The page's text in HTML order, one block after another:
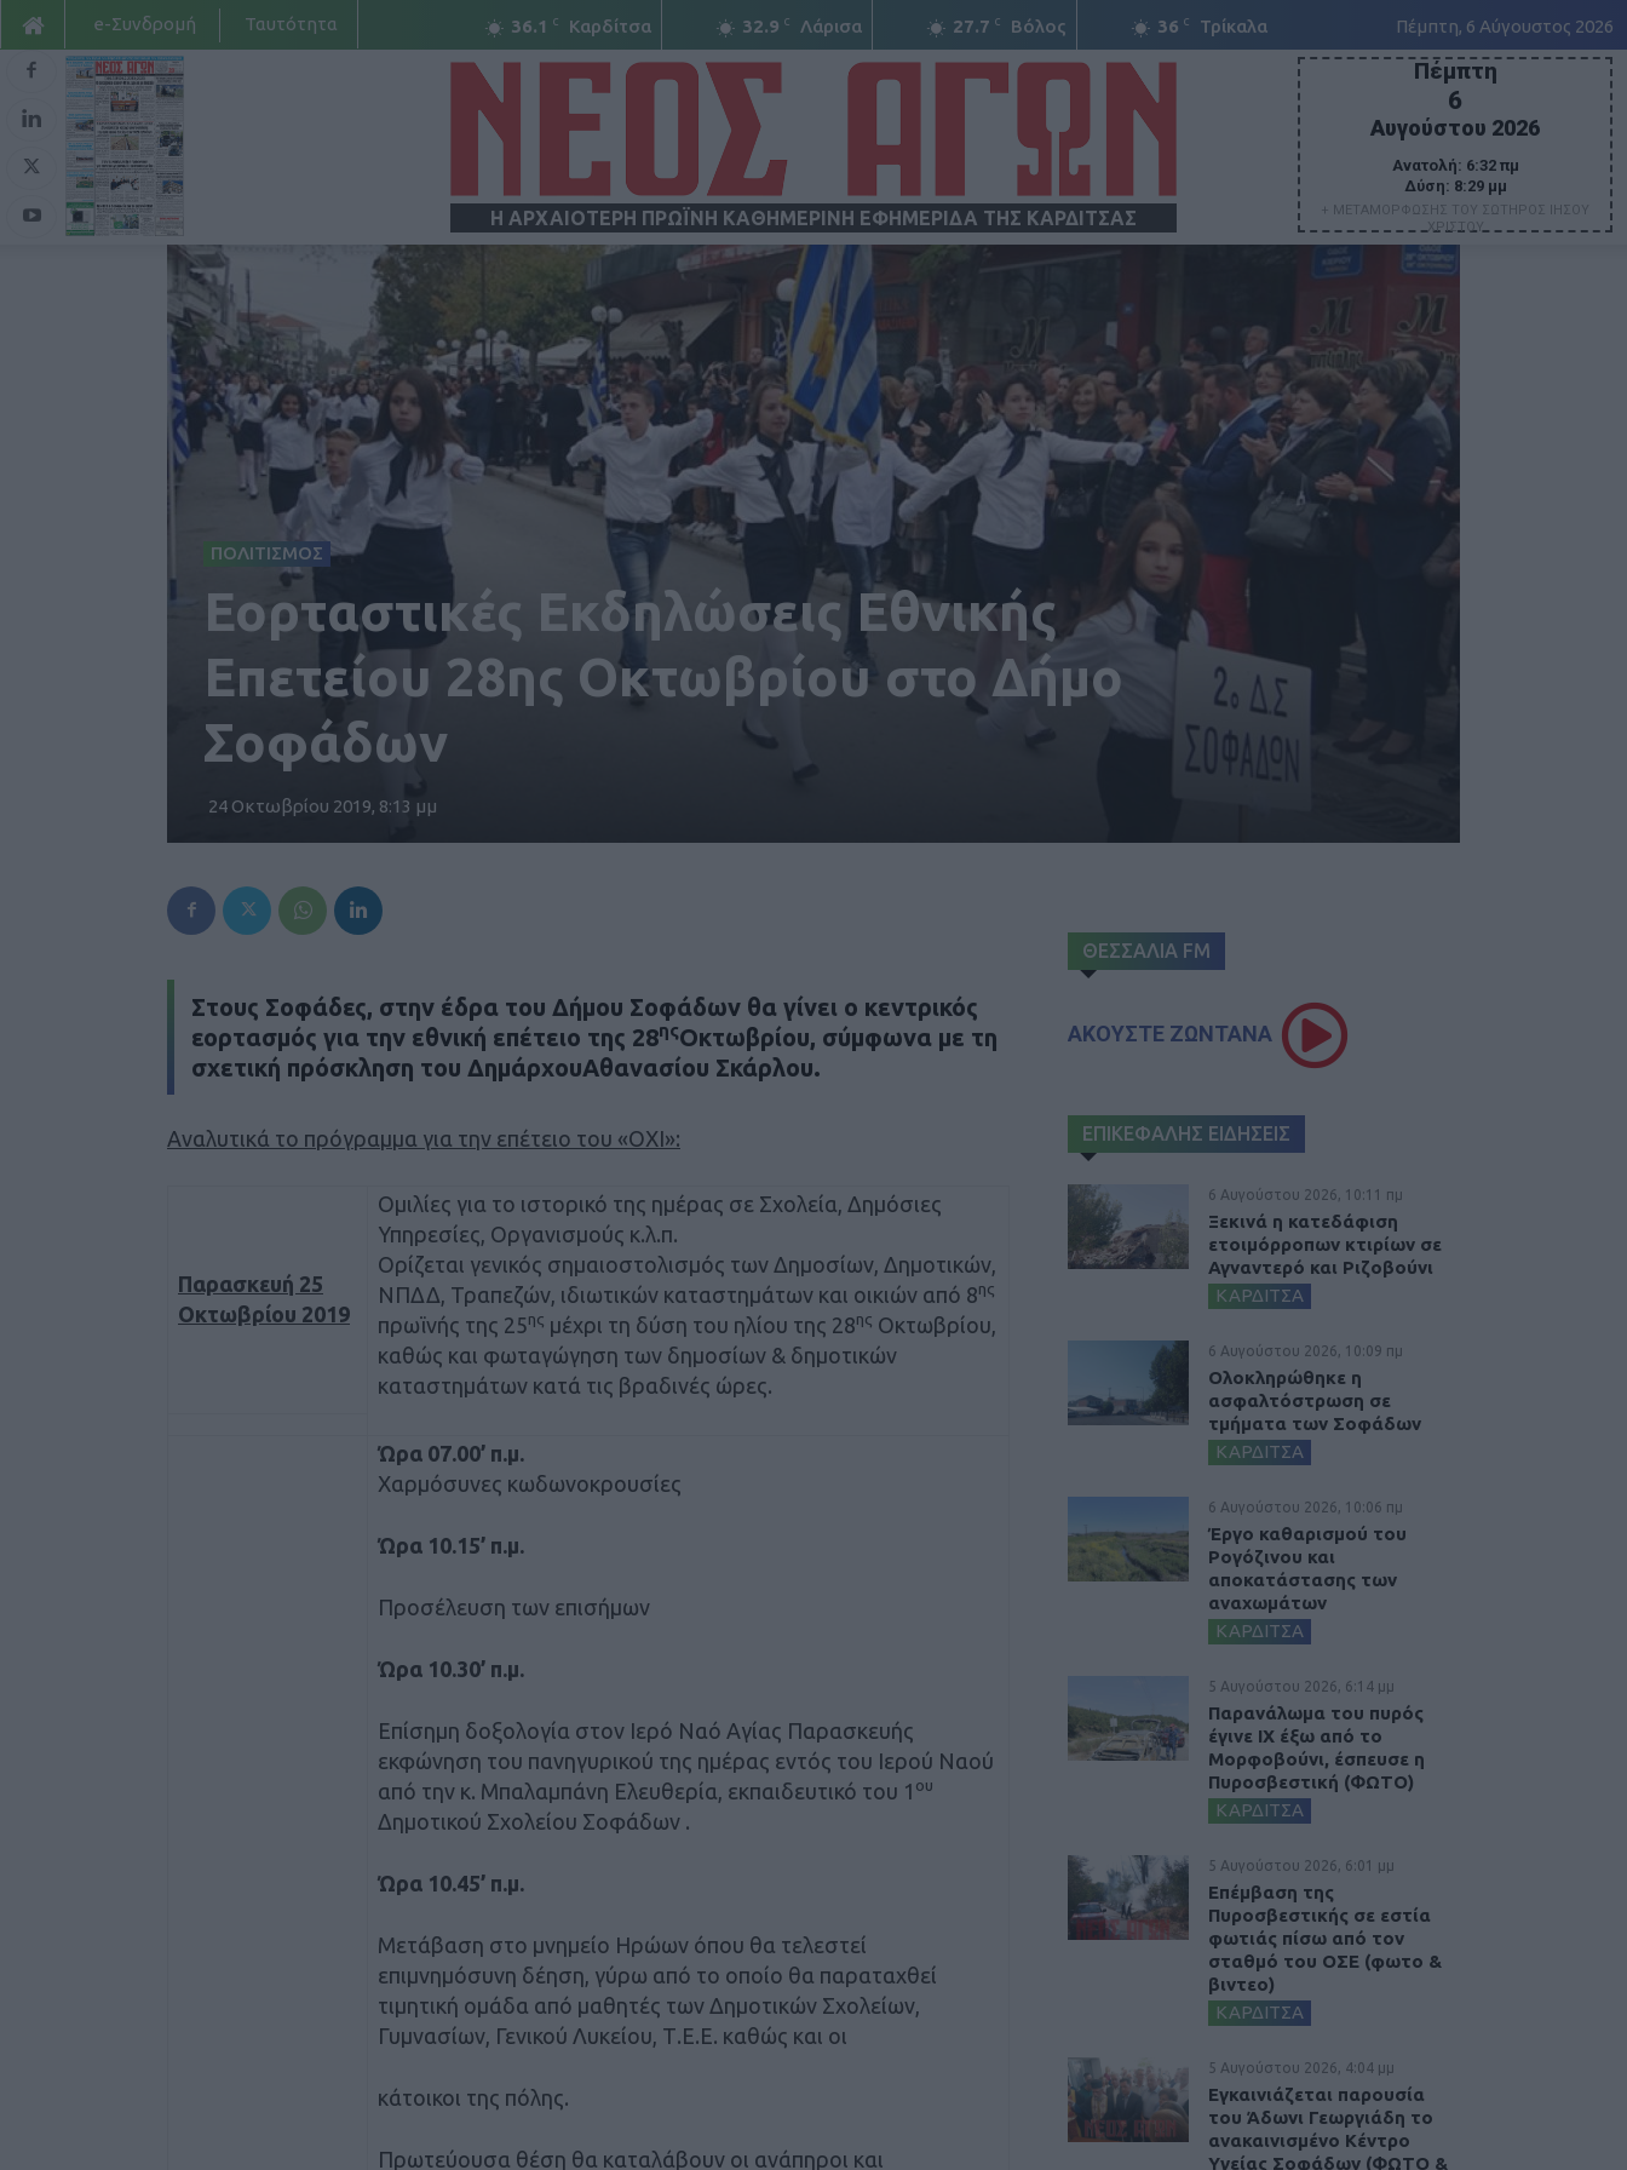
36.1 C Καρδίτσα 32.9 C Λάρισα 27.7 C Βόλος 36 C Τρίκαλα Πέμπτη, 6 Αύγουστος 2026
e-Συνδρομή Ταυτότητα
Η ΑΡΧΑΙΟΤΕΡΗ ΠΡΩΪΝΗ ΚΑΘΗΜΕΡΙΝΗ ΕΦΗΜΕΡΙΔΑ ΤΗΣ ΚΑΡΔΙΤΣΑΣ
ΝΕΟΣ
ΑΓΩΝ
Πέμπτη
6
Αυγούστου 2026
Ανατολή: 6:32 πμ
Δύση: 8:29 μμ
+ ΜΕΤΑΜΟΡΦΩΣΗΣ ΤΟΥ ΣΩΤΗΡΟΣ ΙΗΣΟΥ
ΧΡΙΣΤΟΥ
ΠΟΛΙΤΙΣΜΟΣ
Εορταστικές Εκδηλώσεις Εθνικής
Επετείου 28ης Οκτωβρίου στο Δήμο
Σοφάδων
24 Οκτωβρίου 2019, 8:13 μμ
Στους Σοφάδες, στην έδρα του Δήμου Σοφάδων θα γίνει ο κεντρικός
εορτασμός για την εθνική επέτειο της 28ηςΟκτωβρίου, σύμφωνα με τη
σχετική πρόσκληση του ΔημάρχουΑθανασίου Σκάρλου.
Αναλυτικά το πρόγραμμα για την επέτειο του «ΟΧΙ»:
Παρασκευή 25
Οκτωβρίου 2019
Ομιλίες για το ιστορικό της ημέρας σε Σχολεία, Δημόσιες
Υπηρεσίες, Οργανισμούς κ.λ.π.
Ορίζεται γενικός σημαιοστολισμός των Δημοσίων, Δημοτικών,
ΝΠΔΔ, Τραπεζών, ιδιωτικών καταστημάτων και οικιών από 8ης
πρωϊνής της 25ης μέχρι τη δύση του ηλίου της 28ης Οκτωβρίου,
καθώς και φωταγώγηση των δημοσίων & δημοτικών
καταστημάτων κατά τις βραδινές ώρες.
Ώρα 07.00’ π.μ.
Χαρμόσυνες κωδωνοκρουσίες
Ώρα 10.15’ π.μ.
Προσέλευση των επισήμων
Ώρα 10.30’ π.μ.
Επίσημη δοξολογία στον Ιερό Ναό Αγίας Παρασκευής
εκφώνηση του πανηγυρικού της ημέρας εντός του Ιερού Ναού
από την κ. Μπαλαμπάνη Ελευθερία, εκπαιδευτικό του 1 ου
Δημοτικού Σχολείου Σοφάδων .
Ώρα 10.45’ π.μ.
Μετάβαση στο μνημείο Ηρώων όπου θα τελεστεί
επιμνημόσυνη δέηση, γύρω από το οποίο θα παραταχθεί
τιμητική ομάδα από μαθητές των Δημοτικών Σχολείων,
Γυμνασίων, Γενικού Λυκείου, Τ.Ε.Ε. καθώς και οι
κάτοικοι της πόλης.
Πρωτεύουσα θέση θα καταλάβουν οι ανάπηροι και
ΘΕΣΣΑΛΙΑ FM
ΑΚΟΥΣΤΕ ΖΩΝΤΑΝΑ
ΕΠΙΚΕΦΑΛΗΣ ΕΙΔΗΣΕΙΣ
6 Αυγούστου 2026, 10:11 πμ
Ξεκινά η κατεδάφιση
ετοιμόρροπων κτιρίων σε
Αγναντερό και Ριζοβούνι
ΚΑΡΔΙΤΣΑ
6 Αυγούστου 2026, 10:09 πμ
Ολοκληρώθηκε η
ασφαλτόστρωση σε
τμήματα των Σοφάδων
ΚΑΡΔΙΤΣΑ
6 Αυγούστου 2026, 10:06 πμ
Έργο καθαρισμού του
Ρογόζινου και
αποκατάστασης των
αναχωμάτων
ΚΑΡΔΙΤΣΑ
5 Αυγούστου 2026, 6:14 μμ
Παρανάλωμα του πυρός
έγινε ΙΧ έξω από το
Μορφοβούνι, έσπευσε η
Πυροσβεστική (ΦΩΤΟ)
ΚΑΡΔΙΤΣΑ
5 Αυγούστου 2026, 6:01 μμ
Επέμβαση της
Πυροσβεστικής σε εστία
φωτιάς πίσω από τον
σταθμό του ΟΣΕ (φωτο &
βιντεο)
ΚΑΡΔΙΤΣΑ
5 Αυγούστου 2026, 4:04 μμ
Εγκαινιάζεται παρουσία
του Άδωνι Γεωργιάδη το
ανακαινισμένο Κέντρο
Υγείας Σοφάδων (ΦΩΤΟ &